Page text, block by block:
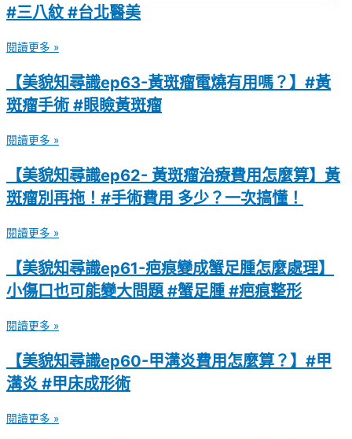
#三八紋 #台北醫美
閱讀更多 »
【美貌知尋識ep63-黃斑瘤電燒有用嗎？】#黃
斑瘤手術 #眼瞼黃斑瘤
閱讀更多 »
【美貌知尋識ep62- 黃斑瘤治療費用怎麼算】黃
斑瘤別再拖！#手術費用 多少？一次搞懂！
閱讀更多 »
【美貌知尋識ep61-疤痕變成蟹足腫怎麼處理】
小傷口也可能變大問題 #蟹足腫 #疤痕整形
閱讀更多 »
【美貌知尋識ep60-甲溝炎費用怎麼算？】#甲
溝炎 #甲床成形術
閱讀更多 »